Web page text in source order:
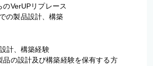
のVerUPリプレース
の製品設計、構築
計、構築経験
品の設計及び構築経験を保有する方